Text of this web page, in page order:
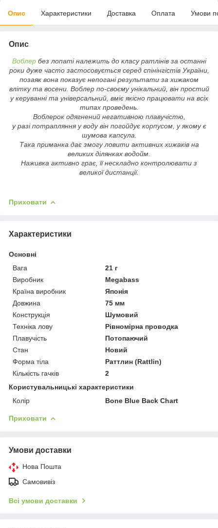
Опис Характеристики Доставка Оплата Умови
Опис
Воблербез лопаті належить до класу ратлінів за останні
роки дуже часто застосовується серед спінінгістів України,
позаяк вона показує непогані результати за хижаком
влітку та восени. Воблер по-своєму унікальний, він простий
у керуванні та універсальний, вміє якісно працювати на всіх
типах проведень.
Воблерок одягнений негативною плавучістю,
у разі потрапляння у воду він погойдує корпусом, у якому є
шумова капсула.
Така приманка дає змогу ловити активних хижаків на
великих ділянках водойм.
Наживка активно грає, її нескладно контролювати з
великої дистанції.
Приховати
Характеристики
Основні
Вага
21 г
Виробник
Megabass
Країна виробник
Японія
Довжина
75 мм
Конструкція
Шумовий
Техніка лову
Рівномірна проводка
Плавучість
Потопаючий
Стан
Новий
Форма тіла
Раттлин (Rattlin)
Кількість гачків
2
Користувальницькі характеристики
Колір
Bone Blue Back Chart
Приховати
Умови доставки
Нова Пошта
Самовивіз
Всі умови доставки